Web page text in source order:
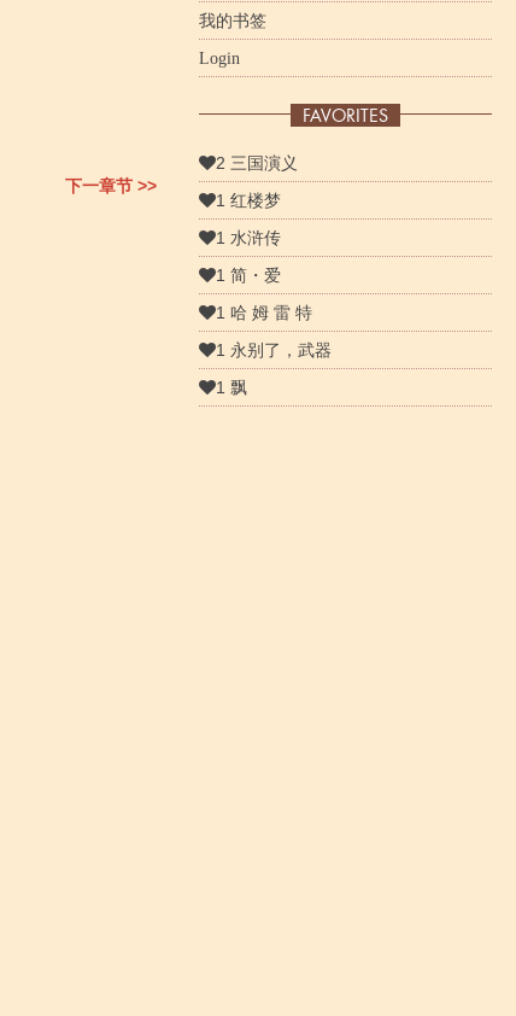
下一章节 >>
我的书签
Login
FAVORITES
2 三国演义
1 红楼梦
1 水浒传
1 简・爱
1 哈 姆 雷 特
1 永别了，武器
1 飘